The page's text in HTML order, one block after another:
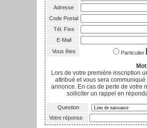
Adresse
Code Postal
Tél. Fixe
E-Mail
Vous êtes
Particulier
Lors de votre première inscription
attribué et vous sera
annonce. En cas de perte de votre
solliciter un rappel en
Question
Votre réponse